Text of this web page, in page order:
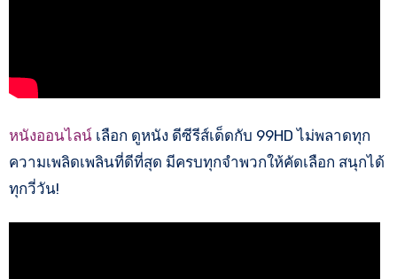
หนังออนไลน์เลือก ดูหนัง ดีซีรีส์เด็ดกับ 99HD ไม่พลาดทุก
ความเพลิดเพลินที่ดีที่สุด มีครบทุกจำพวกให้คัดเลือก สนุกได้
ทุกวี่วัน!